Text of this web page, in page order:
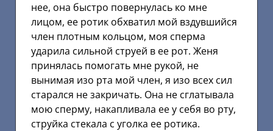
нее, она быстро повернулась ко мне
лицом, ее ротик обхватил мой вздувшийся
член плотным кольцом, моя сперма
ударила сильной струей в ее рот. Женя
принялась помогать мне рукой, не
вынимая изо рта мой член, я изо всех сил
старался не закричать. Она не сглатывала
мою сперму, накапливала ее у себя во рту,
струйка стекала с уголка ее ротика.